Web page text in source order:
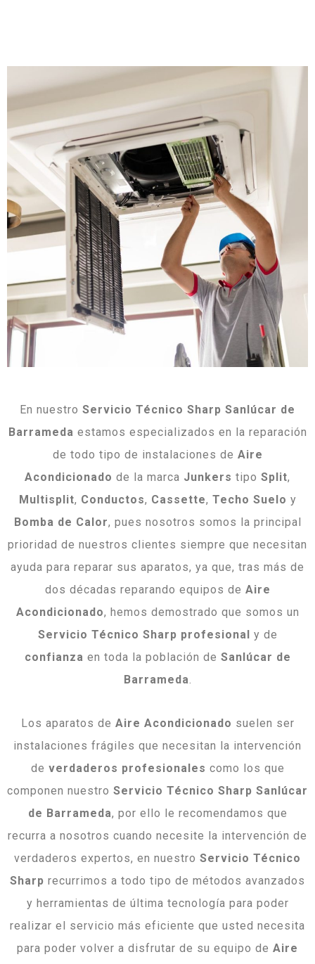
En nuestro Servicio Técnico Sharp Sanlúcar de
Barrameda estamos especializados en la reparación
de todo tipo de instalaciones de Aire
Acondicionado de la marca Junkers tipo Split,
Multisplit, Conductos, Cassette, Techo Suelo y
Bomba de Calor, pues nosotros somos la principal
prioridad de nuestros clientes siempre que necesitan
ayuda para reparar sus aparatos, ya que, tras más de
dos décadas reparando equipos de Aire
Acondicionado, hemos demostrado que somos un
Servicio Técnico Sharp profesional y de
confianza en toda la población de Sanlúcar de
Barrameda
Los aparatos de Aire Acondicionado suelen ser
instalaciones frágiles que necesitan la intervención
de verdaderos profesionales como los que
componen nuestro Servicio Técnico Sharp Sanlúcar
de Barrameda, por ello le recomendamos que
recurra a nosotros cuando necesite la intervención de
verdaderos expertos, en nuestro Servicio Técnico
Sharp recurrimos a todo tipo de métodos avanzados
y herramientas de última tecnología para poder
realizar el servicio más eficiente que usted necesita
para poder volver a disfrutar de su equipo de Aire